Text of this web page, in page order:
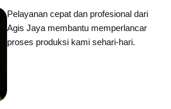
Pelayanan cepat dan profesional dari
Agis Jaya membantu memperlancar
proses produksi kami sehari-hari.